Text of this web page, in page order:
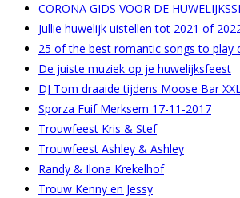
CORONA GIDS VOOR DE
Jullie huwelijk uistellen tot 2021 of
25 of the best romantic songs to play
De juiste muziek op je huwelijksfeest
DJ Tom draaide tijdens Moose Bar
Sporza Fuif Merksem 17-11-2017
Trouwfeest Kris & Stef
Trouwfeest Ashley & Ashley
Randy & Ilona Krekelhof
Trouw Kenny en Jessy